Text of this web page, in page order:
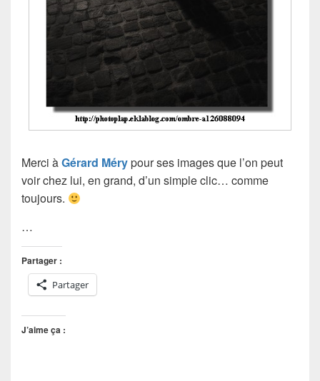
Merci àGérard Mérypour ses images que l’on peut
voir chez lui, en grand, d’un simple clic… comme
toujours.
…
Partager :
Partager
J’aime ça :